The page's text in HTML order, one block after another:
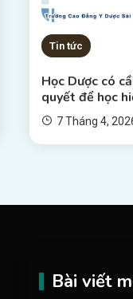
Tin tức
Học Dược có
quyết để học
7 Tháng 4,
Bài viết